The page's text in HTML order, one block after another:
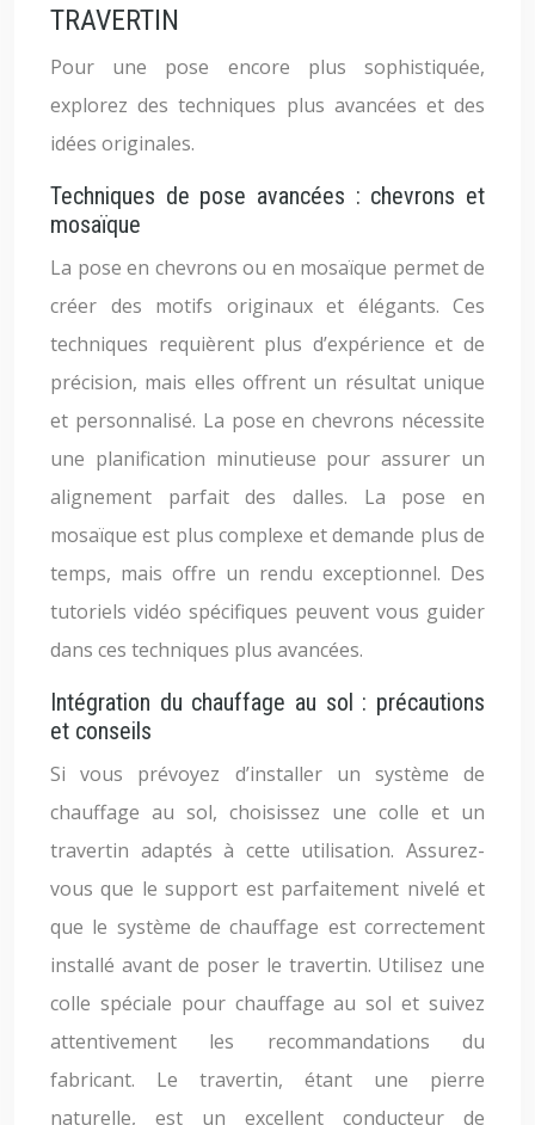
TRAVERTIN
Pour une pose encore plus sophistiquée,
explorez des techniques plus avancées et des
idées originales.
Techniques de pose avancées : chevrons et
mosaïque
La pose en chevrons ou en mosaïque permet de
créer des motifs originaux et élégants. Ces
techniques requièrent plus d’expérience et de
précision, mais elles offrent un résultat unique
et personnalisé. La pose en chevrons nécessite
une planification minutieuse pour assurer un
alignement parfait des dalles. La pose en
mosaïque est plus complexe et demande plus de
temps, mais offre un rendu exceptionnel. Des
tutoriels vidéo spécifiques peuvent vous guider
dans ces techniques plus avancées.
Intégration du chauffage au sol : précautions
et conseils
Si vous prévoyez d’installer un système de
chauffage au sol, choisissez une colle et un
travertin adaptés à cette utilisation. Assurez-
vous que le support est parfaitement nivelé et
que le système de chauffage est correctement
installé avant de poser le travertin. Utilisez une
colle spéciale pour chauffage au sol et suivez
attentivement les recommandations du
fabricant. Le travertin, étant une pierre
naturelle, est un excellent conducteur de